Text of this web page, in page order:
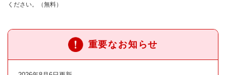
ください。（無料）
重要なお知らせ